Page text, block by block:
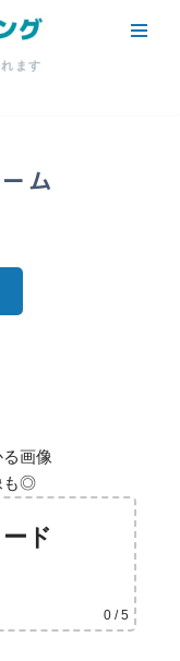
ます
ム
画像
も◎
ド
0 / 5